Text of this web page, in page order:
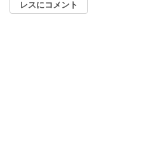
レスにコメント